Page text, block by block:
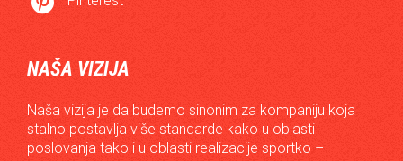
NAŠA VIZIJA
Naša vizija je da budemo sinonim za kompaniju koja
stalno postavlja više standarde kako u oblasti
poslovanja tako i u oblasti realizacije sportko –